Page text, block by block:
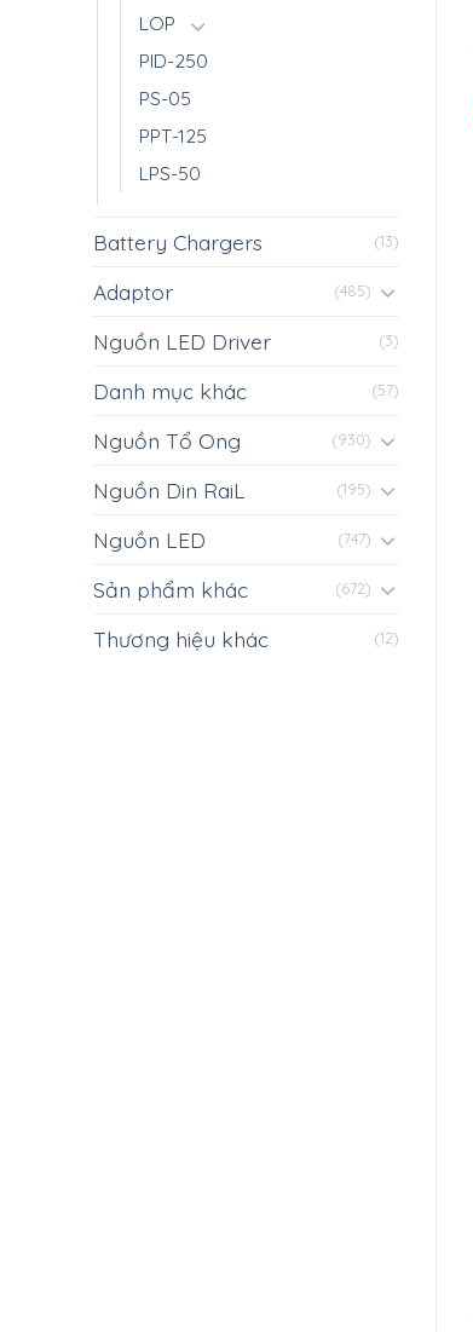
LOP
PID-250
PS-05
PPT-125
LPS-50
Battery Chargers (13)
Adaptor (485)
Nguồn LED Driver (3)
Danh mục khác (57)
Nguồn Tổ Ong (930)
Nguồn Din RaiL (195)
Nguồn LED (747)
Sản phẩm khác (672)
Thương hiệu khác (12)